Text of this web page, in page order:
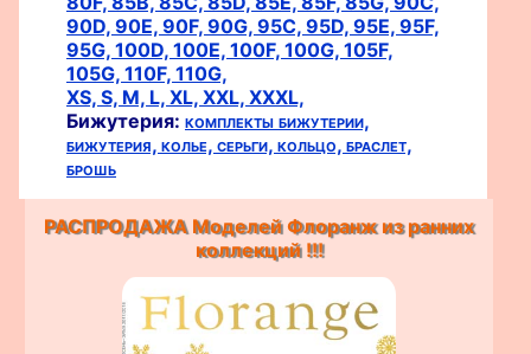
90D, 90E, 90F, 90G, 95C, 95D, 95E, 95F,
95G, 100D, 100E, 100F, 100G, 105F,
105G, 110F, 110G,
XS, S, M, L, XL, XXL, XXXL,
Бижутерия: комплекты бижутерии,
бижутерия, колье, серьги, кольцо, браслет,
брошь
РАСПРОДАЖА Моделей Флоранж из ранних
коллекций !!!